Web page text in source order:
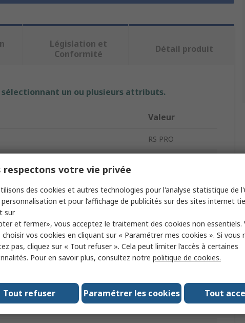
Législation et
Conformité
Détail produit
un ou plusieurs attributs.
Valeur
RS PRO
minimum de fonctionnement
d'utilisation maximum 50°C
RoHS, FCC, CE
RJ45
de la fibre Duplex intégral
100Mbps
respectons votre vie privée
des cookies et autres technologies pour l'analyse statistique de
et pour l’affichage de publicités sur des sites internet
sur
et fermer», vous acceptez le traitement des cookies non essentiels.
choisir vos cookies en cliquant sur « Paramétrer mes cookies ». Si vous
pas, cliquez sur « Tout refuser ». Cela peut limiter l’accès à certaines
Pour en savoir plus, consultez notre politique de cookies.
Tout
Paramétrer les cookies
Tout refuser